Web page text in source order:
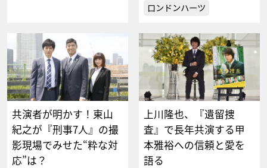
ロンドンハーツ
共演者が明かす！東山
紀之が『刑事7人』の撮
影現場でみせた“粋な対
応”は？
上川隆也、『遺留捜
査』で長年共演する甲
本雅裕への信頼と愛を
語る